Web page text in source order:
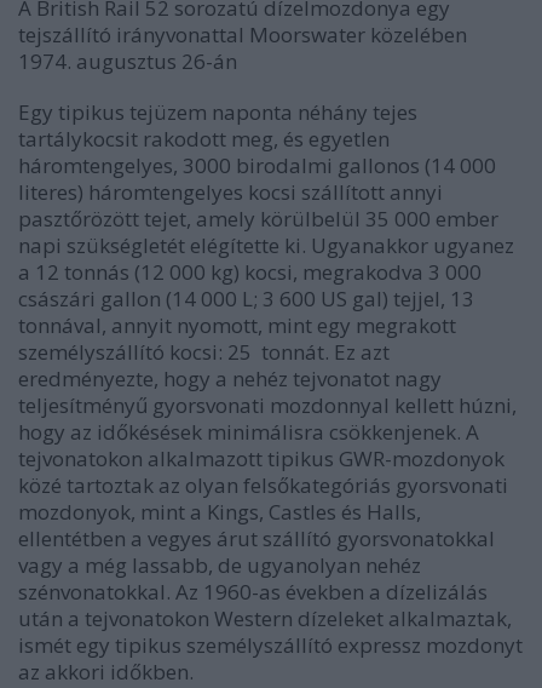
A British Rail 52 sorozatú dízelmozdonya egy
tejszállító irányvonattal Moorswater közelében
1974. augusztus 26-án
Egy tipikus tejüzem naponta néhány tejes
tartálykocsit rakodott meg, és egyetlen
háromtengelyes, 3000 birodalmi gallonos (14 000
literes) háromtengelyes kocsi szállított annyi
pasztőrözött tejet, amely körülbelül 35 000 ember
napi szükségletét elégítette ki. Ugyanakkor ugyanez
a 12 tonnás (12 000 kg) kocsi, megrakodva 3 000
császári gallon (14 000 L; 3 600 US gal) tejjel, 13
tonnával, annyit nyomott, mint egy megrakott
személyszállító kocsi: 25 tonnát. Ez azt
eredményezte, hogy a nehéz tejvonatot nagy
teljesítményű gyorsvonati mozdonnyal kellett húzni,
hogy az időkésések minimálisra csökkenjenek. A
tejvonatokon alkalmazott tipikus GWR-mozdonyok
közé tartoztak az olyan felsőkategóriás gyorsvonati
mozdonyok, mint a Kings, Castles és Halls,
ellentétben a vegyes árut szállító gyorsvonatokkal
vagy a még lassabb, de ugyanolyan nehéz
szénvonatokkal. Az 1960-as években a dízelizálás
után a tejvonatokon Western dízeleket alkalmaztak,
ismét egy tipikus személyszállító expressz mozdonyt
az akkori időkben.